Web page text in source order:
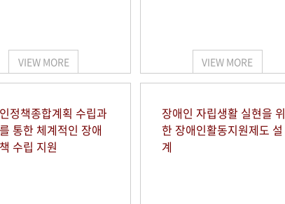
VIEW MORE VIEW MORE
정책종합계획 수립과
통한 체계적인 장애
수립 지원
장애인 자립생활 실현을 위
한 장애인활동지원제도 설
계